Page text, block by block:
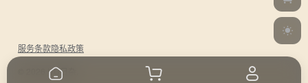
服务条款隐私政策
© 2026 UU日杂.